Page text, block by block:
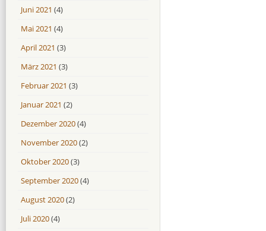
Juni 2021 (4)
Mai 2021 (4)
April 2021 (3)
März 2021 (3)
Februar 2021 (3)
Januar 2021 (2)
Dezember 2020(4)
November 2020(2)
Oktober 2020(3)
September 2020(4)
August 2020(2)
Juli 2020(4)